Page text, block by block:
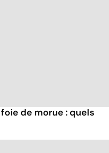
de morue : quels